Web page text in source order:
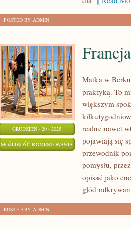
SPŁYWY
POSTED BY ADMIN
GRUDZIEŃ - 20 - 2025
MOŻLIWOŚĆ KOMENTOWANIA FRANCJA
STANY
ZJEDNOCZONE
Matka w
praktyką. To
większym
realne nawet
pojawiają się
przewodnik
pomysłu,
opisać jako
głód
POSTED BY ADMIN